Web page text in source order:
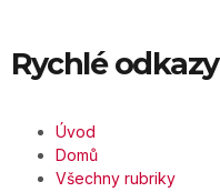
Rychlé odkazy
Úvod
Domů
Všechny rubriky